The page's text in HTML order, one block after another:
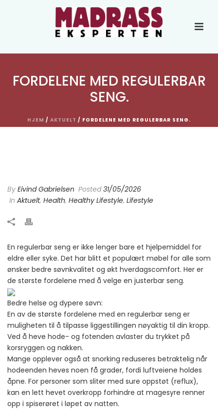
FORDELENE MED REGULERBAR
SENG.
HJEM / AKTUELT / FORDELENE MED REGULERBAR SENG.
By Eivind Gabrielsen Posted31/05/2026
In Aktuelt, Health, Healthy Lifestyle, Lifestyle
En regulerbar seng er ikke lenger bare et hjelpemiddel for
eldre eller syke. Det har blitt et populært møbel for alle som
ønsker bedre søvnkvalitet og økt hverdagscomfort. Her er
de største fordelene med å velge en justerbar seng.
Bedre helse og dypere søvn:
En av de største fordelene med en regulerbar seng er
muligheten til å tilpasse liggestillingen nøyaktig til din kropp.
Ved å heve hode- og fotenden avlaster du trykket på
korsryggen og nakken.
Mange opplever også at snorking reduseres betraktelig når
hodeenden heves noen få grader, fordi luftveiene holdes
åpne. For personer som sliter med sure oppstøt (reflux),
kan en lett hevet overkropp forhindre at magesyre renner
opp i spiserøret i løpet av natten.